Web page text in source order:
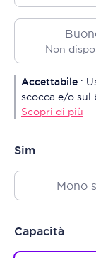
Non
Accettabile :
scocca e/o sul
Scopri di più
Sim
Mono
Capacità